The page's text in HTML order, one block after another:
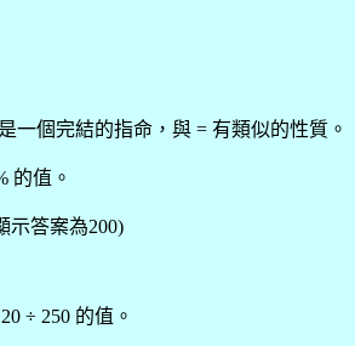
一個完結的指命，與 = 有類似的性質。
的值。
示答案為200)
÷ 250 的值。